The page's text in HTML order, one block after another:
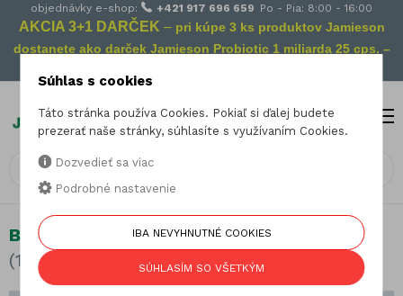
objednávky e-shop: +421 917 696 659 Po - Pia: 8:00 - 16:00
AKCIA 3+1 DARČEK – pri kúpe 3 ks produktov Jamieson
dostanete ako darček Jamieson Probiotic 1 miliarda 25 cps. –
0
Bez želatíny
(107 produktov)
Súhlas s cookies
Táto stránka používa Cookies. Pokiaľ si ďalej budete
prezerať naše stránky, súhlasíte s využívaním Cookies.
Dozvedieť sa viac
Podrobné nastavenie
IBA NEVYHNUTNÉ COOKIES
SÚHLASÍM SO VŠETKÝM